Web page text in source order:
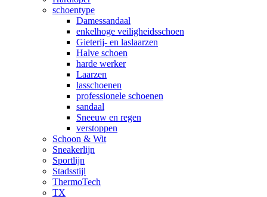
schoentype
Damessandaal
enkelhoge veiligheidsschoen
Gieterij- en laslaarzen
Halve schoen
harde werker
Laarzen
lasschoenen
professionele schoenen
sandaal
Sneeuw en regen
verstoppen
Schoon & Wit
Sneakerlijn
Sportlijn
Stadsstijl
ThermoTech
TX